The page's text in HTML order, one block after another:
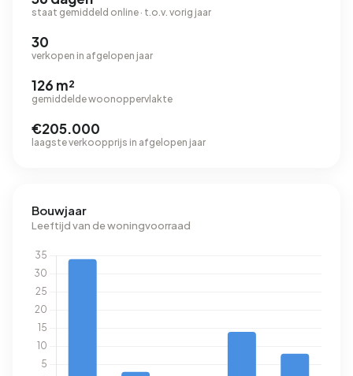
staat gemiddeld online · t.o.v. vorig jaar
30
verkopen in afgelopen jaar
126 m²
gemiddelde woonoppervlakte
€205.000
laagste verkoopprijs in afgelopen jaar
Bouwjaar
Leeftijd van de woningvoorraad